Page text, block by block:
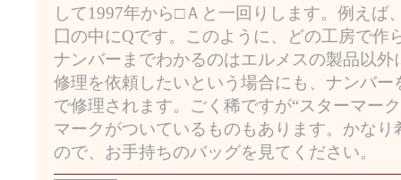
して1997年から□Ａと一回りします。例えば
囗の中にQです。このように、どの工房で作
ナンバーまでわかるのはエルメスの製品以
修理を依頼したいという場合にも、ナンバ
で修理されます。ごく稀ですが“スターマー
マークがついているものもあります。かな
ので、お手持ちのバッグを見てください。